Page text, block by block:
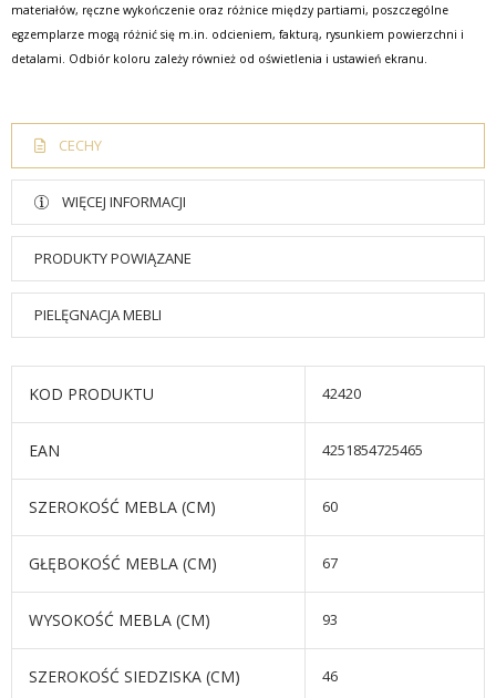
materiałów, ręczne wykończenie oraz różnice między partiami, poszczególne
egzemplarze mogą różnić się m.in. odcieniem, fakturą, rysunkiem powierzchni i
detalami. Odbiór koloru zależy również od oświetlenia i ustawień ekranu.
CECHY
WIĘCEJ INFORMACJI
PRODUKTY POWIĄZANE
PIELĘGNACJA MEBLI
KOD PRODUKTU 42420
EAN 4251854725465
SZEROKOŚĆ MEBLA (CM) 60
GŁĘBOKOŚĆ MEBLA (CM) 67
WYSOKOŚĆ MEBLA (CM) 93
SZEROKOŚĆ SIEDZISKA (CM) 46